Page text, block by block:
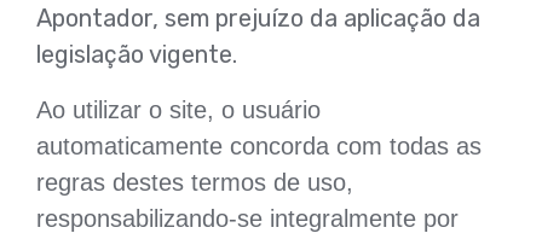
Apontador, sem prejuízo da aplicação da
legislação vigente.
Ao utilizar o site, o usuário
automaticamente concorda com todas as
regras destes termos de uso,
responsabilizando-se integralmente por